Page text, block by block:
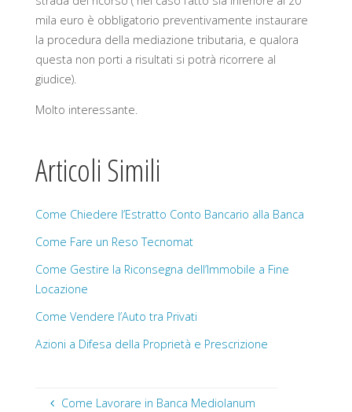
mila euro è obbligatorio preventivamente instaurare
la procedura della mediazione tributaria, e qualora
questa non porti a risultati si potrà ricorrere al
giudice).
Molto interessante.
Articoli Simili
Come Chiedere l’Estratto Conto Bancario alla Banca
Come Fare un Reso Tecnomat
Come Gestire la Riconsegna dell’Immobile a Fine
Locazione
Come Vendere l’Auto tra Privati
Azioni a Difesa della Proprietà e Prescrizione
Come Lavorare in Banca Mediolanum